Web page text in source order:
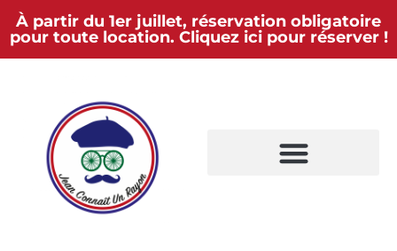
À partir du 1er juillet, réservation obligatoire
pour toute location. Cliquez ici pour réserver !